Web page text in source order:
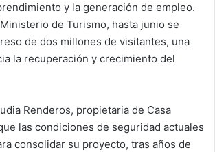
y la generación de empleo.
de Turismo, hasta junio se
de dos millones de visitantes, una
la recuperación y crecimiento del
Renderos, propietaria de Casa
las condiciones de seguridad actuales
consolidar su proyecto, tras años de